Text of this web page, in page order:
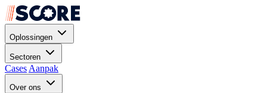
Oplossingen
Sectoren
Cases Aanpak
Over ons